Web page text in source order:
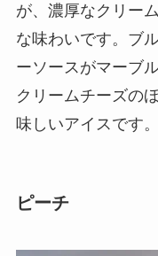
が、濃厚なクリー
な味わいです。ブ
ーソースがマーブ
クリームチーズの
味しいアイスです。
ピーチ